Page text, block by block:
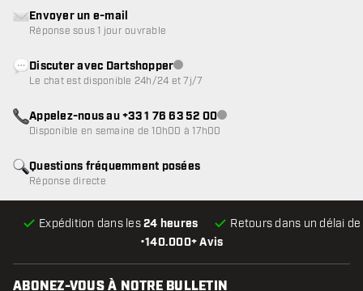
•140.000+ Avis
Expédition dans les24 heures Retours dans un délai de
Questions fréquemment posées
Réponse directe
Envoyer un e-mail
Réponse sous 1 jour ouvrable
Discuter avec DartshopperService client indisponible
Le chat est disponible 24h/24 et 7j/7
Appelez-nous au +33 1 76 63 52 00Service client indisponible
Disponible en semaine de 10h00 à 17h00
ABONEZ-VOUS À NOTRE BULLETIN